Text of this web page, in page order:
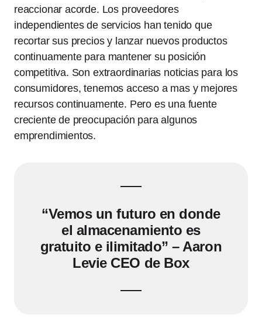
reaccionar acorde. Los proveedores
independientes de servicios han tenido que
recortar sus precios y lanzar nuevos productos
continuamente para mantener su posición
competitiva. Son extraordinarias noticias para los
consumidores, tenemos acceso a mas y mejores
recursos continuamente. Pero es una fuente
creciente de preocupación para algunos
emprendimientos.
“Vemos un futuro en donde
el almacenamiento es
gratuito e ilimitado” – Aaron
Levie CEO de Box